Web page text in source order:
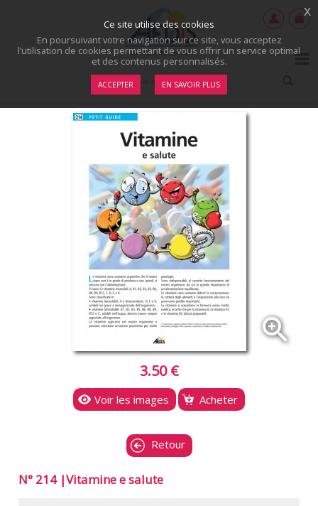
zoom_in
3.50 €
Voir les images Acheter
Retour
N° 214 |Vitamine e salute
Ce site utilise des cookies
En poursuivant votre navigation sur ce site, vous acceptez
l’utilisation de cookies permettant de vous offrir un service optimal
et des contenus personnalisés.
ACCEPTER EN SAVOIR PLUS
x